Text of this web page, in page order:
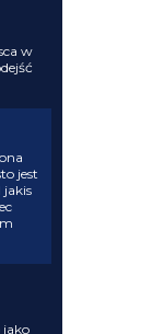
w
jest
jakis